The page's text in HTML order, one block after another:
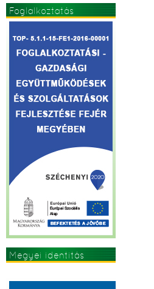
Foglalkoztatás
Megyei identitás